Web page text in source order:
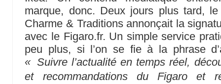
marque, donc. Deux jours plus tard,
Charme & Traditions annonçait la
avec le Figaro.fr. Un simple service
peu plus, si l’on se fie à la phrase
« Suivre l’actualité en temps réel,
et recommandations du Figaro et